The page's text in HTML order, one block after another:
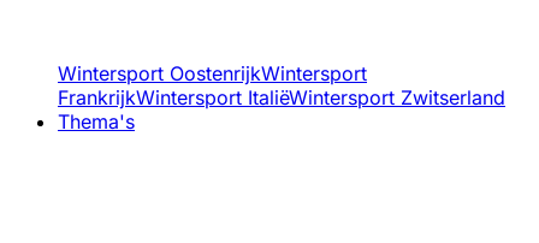
Wintersport OostenrijkWintersport
FrankrijkWintersport ItaliëWintersport Zwitserland
Thema's